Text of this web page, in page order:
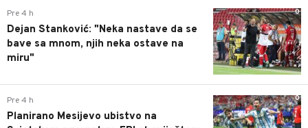
0
Pre 4 h
Dejan Stanković: "Neka nastave da se
bave sa mnom, njih neka ostave na
miru"
0
Pre 4 h
Planirano Mesijevo ubistvo na